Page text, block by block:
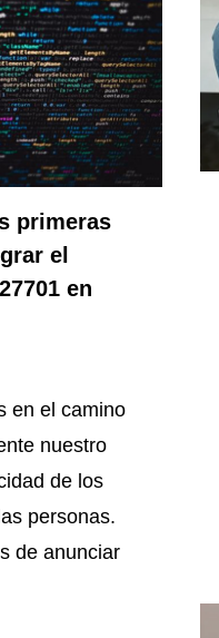
primeras
el
en
en el camino
nuestro
de los
personas.
de anunciar